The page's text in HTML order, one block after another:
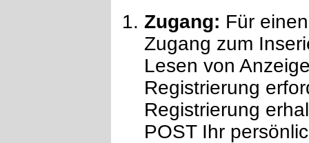
Zugang: Für
Zugang zum
Lesen von
Registrierung
Registrierung
POST Ihr